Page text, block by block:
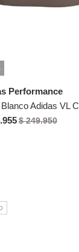
Performance
$ 249.950